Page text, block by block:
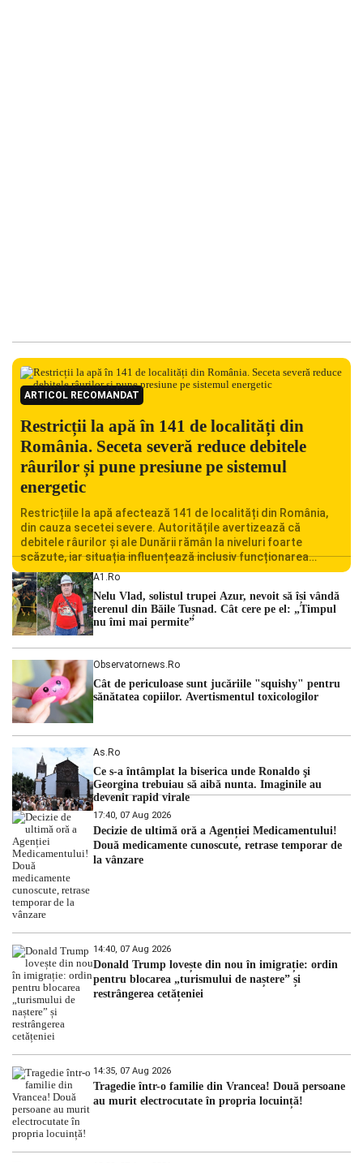
ARTICOL RECOMANDAT
Restricții la apă în 141 de localități din
România. Seceta severă reduce debitele
râurilor și pune presiune pe sistemul
energetic
Restricțiile la apă afectează 141 de localități din România,
din cauza secetei severe. Autoritățile avertizează că
debitele râurilor și ale Dunării rămân la niveluri foarte
scăzute, iar situația influențează inclusiv funcționarea
Centralei Nucleare de la Cernavodă. România se confruntă
cu una dintre cele mai dificile perioade din punct de vedere
hidrologic din ultimii ani. Lipsa […]
A1.ro
Nelu Vlad, solistul trupei Azur, nevoit să își vândă
terenul din Băile Tușnad. Cât cere pe el: „Timpul
nu îmi mai permite”
Observatornews.ro
Cât de periculoase sunt jucăriile "squishy" pentru
sănătatea copiilor. Avertismentul toxicologilor
As.ro
Ce s-a întâmplat la biserica unde Ronaldo şi
Georgina trebuiau să aibă nunta. Imaginile au
devenit rapid virale
17:40, 07 Aug 2026
Decizie de ultimă oră a Agenției Medicamentului!
Două medicamente cunoscute, retrase temporar de
la vânzare
14:40, 07 Aug 2026
Donald Trump lovește din nou în imigrație: ordin
pentru blocarea „turismului de naștere” și
restrângerea cetățeniei
14:35, 07 Aug 2026
Tragedie într-o familie din Vrancea! Două persoane
au murit electrocutate în propria locuință!